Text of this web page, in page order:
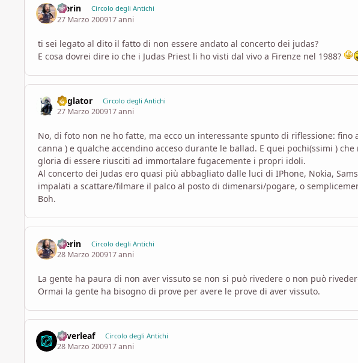
Merin Circolo degli Antichi
27 Marzo 200917 anni
ti sei legato al dito il fatto di non essere andato al concerto dei judas?
E cosa dovrei dire io che i Judas Priest li ho visti dal vivo a Firenze nel 1988?
daglator Circolo degli Antichi
27 Marzo 200917 anni
No, di foto non ne ho fatte, ma ecco un interessante spunto di riflessione:
canna ) e qualche accendino acceso durante le ballad. E quei pochi(ssimi )
gloria di essere riusciti ad immortalare fugacemente i propri idoli.
Al concerto dei Judas ero quasi più abbagliato dalle luci di IPhone, Nokia,
impalati a scattare/filmare il palco al posto di dimenarsi/pogare, o
Boh.
Merin Circolo degli Antichi
28 Marzo 200917 anni
La gente ha paura di non aver vissuto se non si può rivedere o non può
Ormai la gente ha bisogno di prove per avere le prove di aver vissuto.
Silverleaf Circolo degli Antichi
28 Marzo 200917 anni